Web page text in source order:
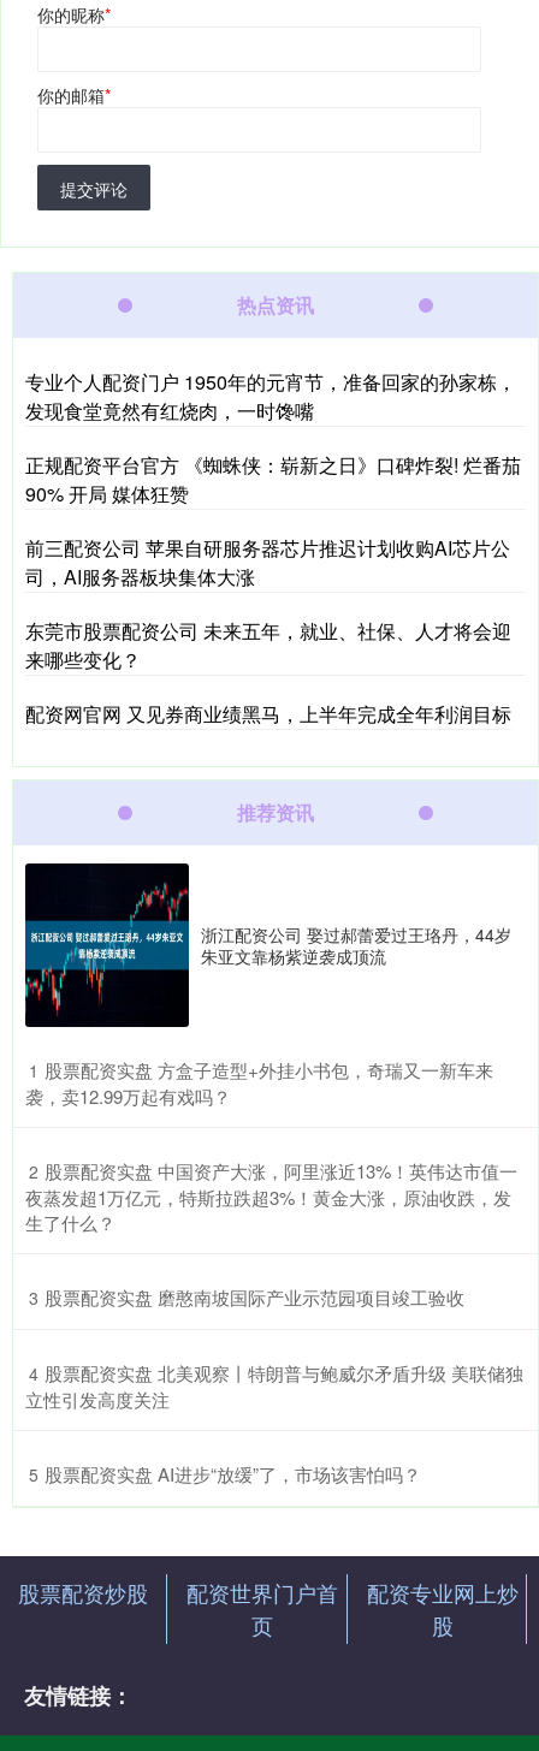
你的昵称*
你的邮箱*
提交评论
热点资讯
专业个人配资门户 1950年的元宵节，准备回家的孙家栋，
发现食堂竟然有红烧肉，一时馋嘴
正规配资平台官方 《蜘蛛侠：崭新之日》口碑炸裂! 烂番茄
90% 开局 媒体狂赞
前三配资公司 苹果自研服务器芯片推迟计划收购AI芯片公
司，AI服务器板块集体大涨
东莞市股票配资公司 未来五年，就业、社保、人才将会迎
来哪些变化？
配资网官网 又见券商业绩黑马，上半年完成全年利润目标
推荐资讯
浙江配资公司 娶过郝蕾爱过王珞丹，44岁
朱亚文靠杨紫逆袭成顶流
1 ​股票配资实盘 方盒子造型+外挂小书包，奇瑞又一新车来
袭，卖12.99万起有戏吗？
2 ​股票配资实盘 中国资产大涨，阿里涨近13%！英伟达市值一
夜蒸发超1万亿元，特斯拉跌超3%！黄金大涨，原油收跌，发
生了什么？
3 ​股票配资实盘 磨憨南坡国际产业示范园项目竣工验收
4 ​股票配资实盘 北美观察丨特朗普与鲍威尔矛盾升级 美联储独
立性引发高度关注
5 ​股票配资实盘 AI进步“放缓”了，市场该害怕吗？
股票配资炒股
配资世界门户首
页
配资专业网上炒
股
友情链接：